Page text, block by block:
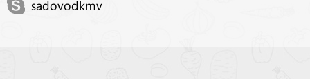
sadovodkmv